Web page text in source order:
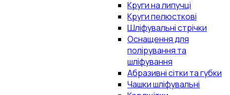
Круги на липучці
Круги пелюсткові
Шліфувальні стрічки
Оснащення для
полірування та
шліфування
Абразивні сітки та губки
Чашки шліфувальні